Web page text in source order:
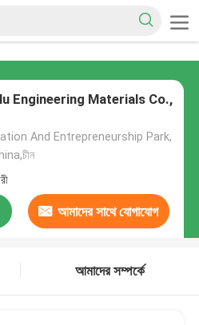
Engineering Materials Co.,
And Entrepreneurship Park,
আমাদের সাথে যোগাযোগ
আমাদের সম্পর্কে